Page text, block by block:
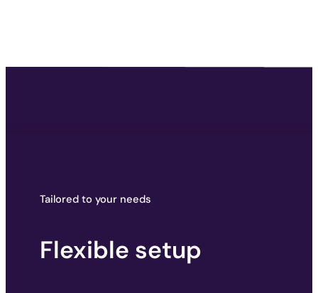
Tailored to your needs
Flexible setup